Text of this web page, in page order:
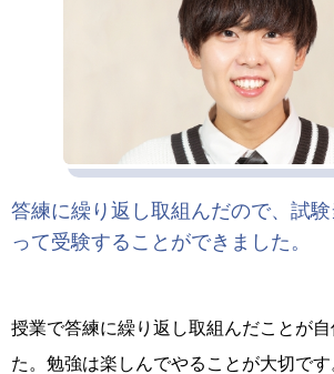
答練に繰り返し取組んだので、試
って受験することができました。
授業で答練に繰り返し取組んだことが
た。勉強は楽しんでやることが大切で